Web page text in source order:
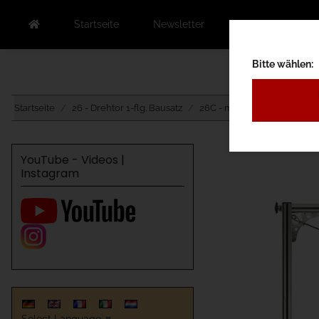
Startseite Newsletter
Startseite 26 - Drehtor 1-flg. Bausatz 26C - mit Antrieb Unterflur
YouTube - Videos |
Instagram
Bitte wählen: